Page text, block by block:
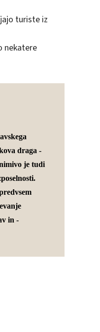
turiste iz
nekatere
draga -
je tudi
in -